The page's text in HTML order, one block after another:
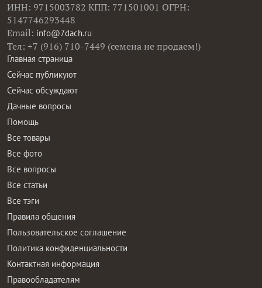
ИНН: 9715003782 КПП: 771501001 ОГРН:
5147746293448
Email: info@7dach.ru
Тел: +7 (916) 710-7449 (семена не продаем!)
Главная страница
Сейчас публикуют
Сейчас обсуждают
Дачные вопросы
Помощь
Все товары
Все фото
Все вопросы
Все статьи
Все тэги
Правила общения
Пользовательское соглашение
Политика конфиденциальности
Контактная информация
Правообладателям